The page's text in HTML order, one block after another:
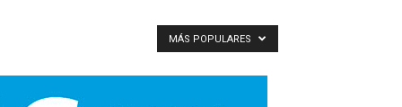
MÁS POPULARES